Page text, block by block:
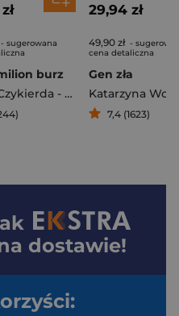
- sugerowana
burz
Agata Czykierda - Grabowska
29,94 zł
49,90 zł -
cena detaliczna
Gen zła
7,4 (1623)
dostawie!